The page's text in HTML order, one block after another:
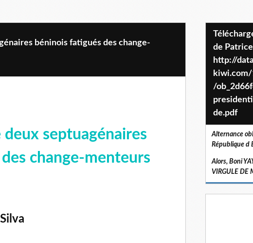
béninois fatigués des change-
septuagénaires
change-menteurs
Téléchargez le projet de société
de
http://
/
de.pdf
Alternance
République d
Alors, Boni
VIRGULE DE